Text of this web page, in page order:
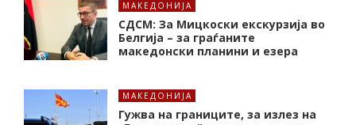
МАКЕДОНИЈА
СДСМ: За Мицкоски екскурзија во
Белгија – за граѓаните
македонски планини и езера
МАКЕДОНИЈА
Гужва на границите, за излез на